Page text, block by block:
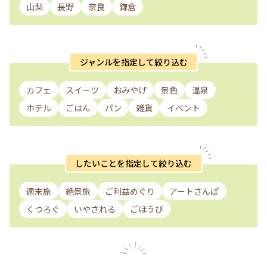
山梨
長野 奈良 鎌倉
ジャンルを指定して絞り込む
カフェ スイーツ おみやげ 景色
温泉
ホテル
ごはん パン 雑貨 イベント
したいことを指定して絞り込む
週末旅 絶景旅 ご利益めぐり
アートさんぽ
くつろぐ
いやされる ごほうび